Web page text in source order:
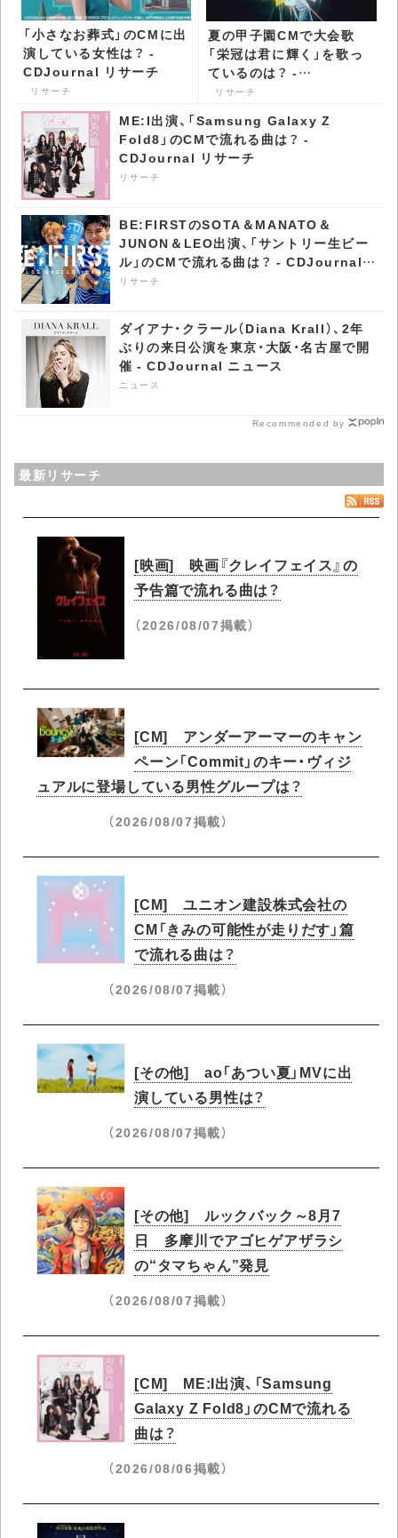
「小さなお葬式」のCMに出
演している女性は？ -
CDJournal リサーチ
リサーチ
夏の甲子園CMで大会歌
「栄冠は君に輝く」を歌っ
ているのは？ -
CDJournal リサーチ
リサーチ
ME:I出演、「Samsung Galaxy Z
Fold8」のCMで流れる曲は？ -
CDJournal リサーチ
リサーチ
BE:FIRSTのSOTA＆MANATO＆
JUNON＆LEO出演、「サントリー生ビー
ル」のCMで流れる曲は？ - CDJournal
リサーチ
リサーチ
ダイアナ・クラール（Diana Krall）、2年
ぶりの来日公演を東京・大阪・名古屋で開
催 - CDJournal ニュース
ニュース
Recommended by
最新リサーチ
[映画] 映画『クレイフェイス』の
予告篇で流れる曲は？
（2026/08/07掲載）
[CM] アンダーアーマーのキャン
ペーン「Commit」のキー・ヴィジ
ュアルに登場している男性グループは？
（2026/08/07掲載）
[CM] ユニオン建設株式会社の
CM「きみの可能性が走りだす」篇
で流れる曲は？
（2026/08/07掲載）
[その他] ao「あつい夏」MVに出
演している男性は？
（2026/08/07掲載）
[その他] ルックバック～8月7
日 多摩川でアゴヒゲアザラシ
の“タマちゃん”発見
（2026/08/07掲載）
[CM] ME:I出演、「Samsung
Galaxy Z Fold8」のCMで流れる
曲は？
（2026/08/06掲載）